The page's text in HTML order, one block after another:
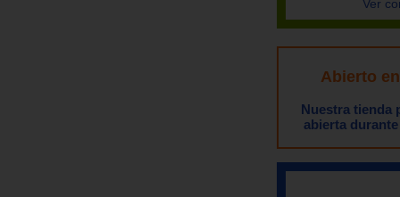
Ver
Abierto
Nuestra tienda
abierta